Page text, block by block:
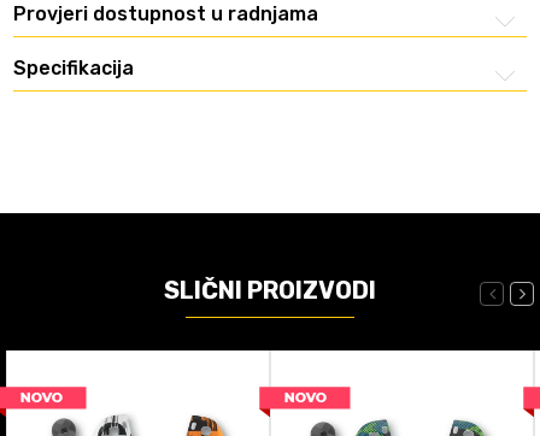
Provjeri dostupnost u radnjama
Specifikacija
SLIČNI PROIZVODI